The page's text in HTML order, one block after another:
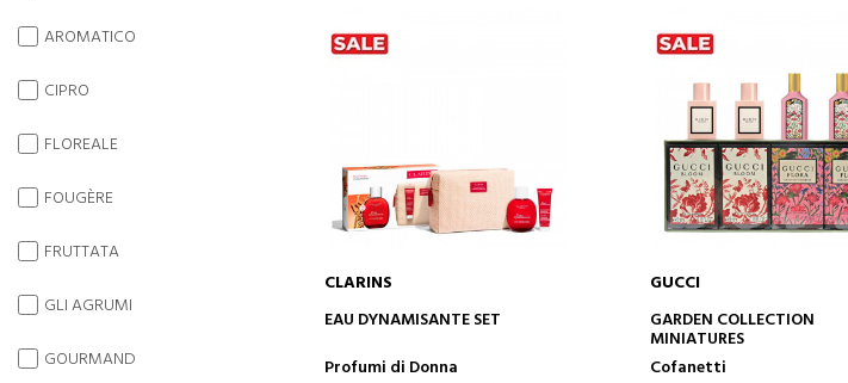
AGGIUNGI AL CARRELLO
CLARINS
EAU DYNAMISANTE SET
Profumi di Donna
AGGIUNGI AL CARRELLO
GUCCI
GARDEN COLLECTION
MINIATURES
Cofanetti
AROMATICO
CIPRO
FLOREALE
FOUGÈRE
FRUTTATA
GLI AGRUMI
GOURMAND